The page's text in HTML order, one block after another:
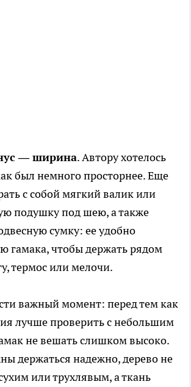
— ширина. Автору хотелось
был немного просторнее. Еще
с собой мягкий валик или
подушку под шею, а также
сумку: ее удобно
гамака, чтобы держать рядом
термос или мелочи.
важный момент: перед тем как
лучше проверить с небольшим
не вешать слишком высоко.
держаться надежно, дерево не
или трухлявым, а ткань